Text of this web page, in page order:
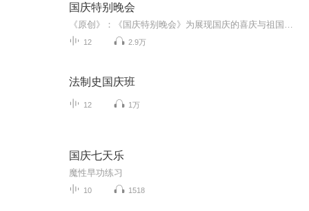
国庆特别晚会
12 2.9万
法制史国庆班
12 1万
国庆七天乐
魔性早功练习
10 1518